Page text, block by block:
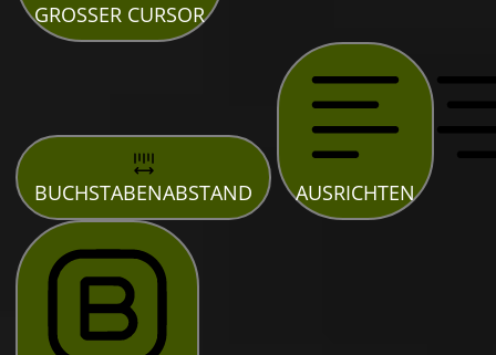
GROSSER CURSOR
BUCHSTABENABSTAND AUSRICHTEN